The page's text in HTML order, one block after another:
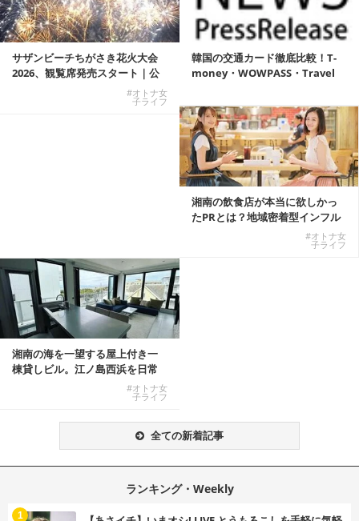
サザンビーチちがさき花火大会
2026、観覧席発売スタート｜公
#オトナ女
子ライフ
韓国の交通カード徹底比較！T-
money・WOWPASS・Travel
湘南の飲食店が本当に欲しかっ
たPRとは？地域密着型インフル
#オトナ女
子ライフ
湘南の海を一望する屋上付き一
棟貸しビル。江ノ島西浜を日常
#オトナ女
子ライフ
全ての新着記事
ランキング・Weekly
1